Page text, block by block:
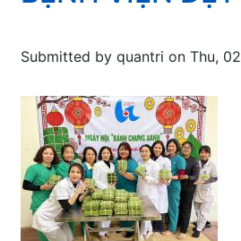
ẤM
CBNV
VIỆN
DỆT
MAY
Submitted by quantri on Thu,